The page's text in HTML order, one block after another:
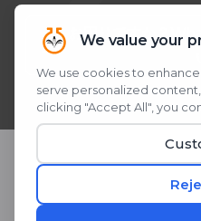
お困りですか？
QRコードをスキ
© 2026 Velovita®
* 本製品に関する記述は、米国